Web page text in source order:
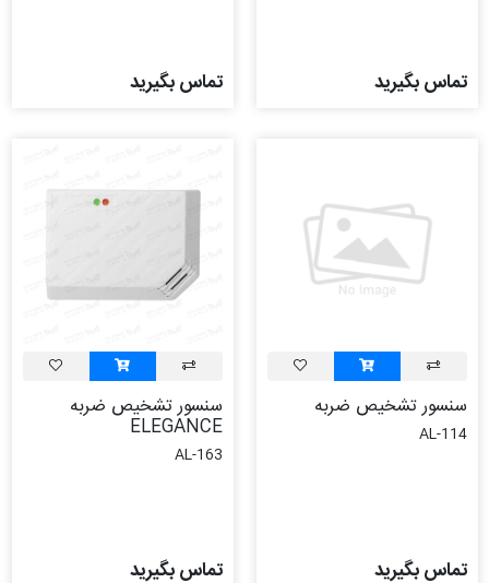
تماس بگیرید تماس بگیرید
سنسور تشخیص ضربه
AL-114
تماس بگیرید
سنسور تشخیص ضربه
ELEGANCE
AL-163
تماس بگیرید